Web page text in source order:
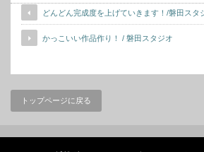
どんどん完成度を上げていきます！/磐田スタ
かっこいい作品作り！ / 磐田スタジオ
トップページに戻る